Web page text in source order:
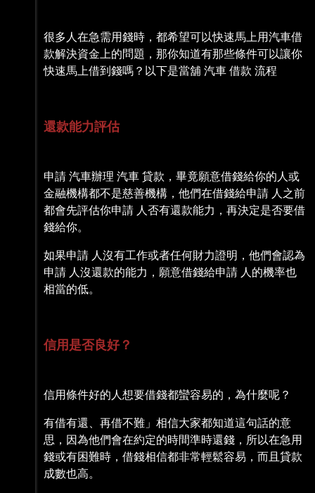
很多人在急需用錢時，都希望可以快速馬上用汽車借
款解決資金上的問題，那你知道有那些條件可以讓你
快速馬上借到錢嗎？以下是當舖 汽車 借款 流程
還款能力評估
申請 汽車辦理 汽車 貸款，畢竟願意借錢給你的人或
金融機構都不是慈善機構，他們在借錢給申請 人之前
都會先評估你申請 人否有還款能力，再決定是否要借
錢給你。
如果申請 人沒有工作或者任何財力證明，他們會認為
申請 人沒還款的能力，願意借錢給申請 人的機率也
相當的低。
信用是否良好？
信用條件好的人想要借錢都蠻容易的，為什麼呢？
有借有還、再借不難」相信大家都知道這句話的意
思，因為他們會在約定的時間準時還錢，所以在急用
錢或有困難時，借錢相信都非常輕鬆容易，而且貸款
成數也高。